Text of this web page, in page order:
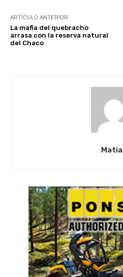
ARTÍCULO ANTERIOR
La mafia del quebracho
arrasa con la reserva natural
del Chaco